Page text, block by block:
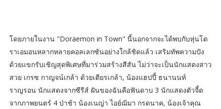
โดยภายในงาน "Doraemon in Town" นี้นอกจากจะได้พบกับหุ่นโด
ราเอมอนหลากหลายคอลเลกซันอย่างใกล้ชิดแล้ว เสริมทัพความปัง
ด้วยแขกรับเชิญสุดพิเศษที่มาร่วมสร้างสีสัน ไม่ว่าจะเป็นนักแสดงสาว
สวย เกรซ กาญจน์เกล้า ด้วยเตียรเกล้า, น้องแฮปปี้ ธนานนท์
ราญรอน นักแสดงจากซีรีส์ ฝันของฉันคือฟันดาบ 3 นักแสดงตัวจี้ด
จากภาพยนตร์ 4 ป่าช้า น้องเนญ่า ไอย์ฌิมา กรดนาค, น้องเจ้าคุณ